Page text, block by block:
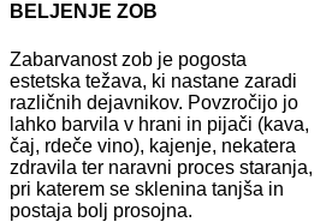
BELJENJE ZOB
Zabarvanost zob je pogosta
estetska težava, ki nastane zaradi
različnih dejavnikov. Povzročijo jo
lahko barvila v hrani in pijači (kava,
čaj, rdeče vino), kajenje, nekatera
zdravila ter naravni proces staranja,
pri katerem se sklenina tanjša in
postaja bolj prosojna.